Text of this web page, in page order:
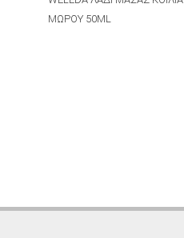
ΜΩΡΟΥ 50ML